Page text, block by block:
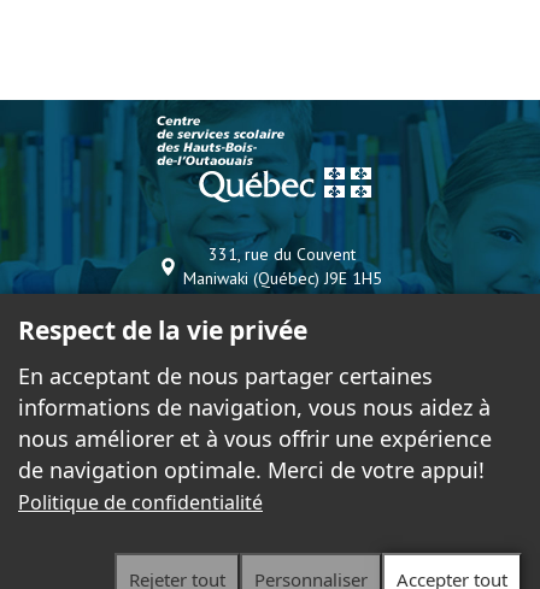
331, rue du Couvent
Maniwaki (Québec) J9E 1H5
Téléphone :819-449-7866
Sans frais :
Télécopieur : 819-449-2636
Courriel :communications@csshbo.gouv.qc.ca
Respect de la vie privée
En acceptant de nous partager certaines
informations de navigation, vous nous aidez à
nous améliorer et à vous offrir une expérience
de navigation optimale. Merci de votre appui!
Politique de confidentialité
Rejeter tout Personnaliser Accepter tout